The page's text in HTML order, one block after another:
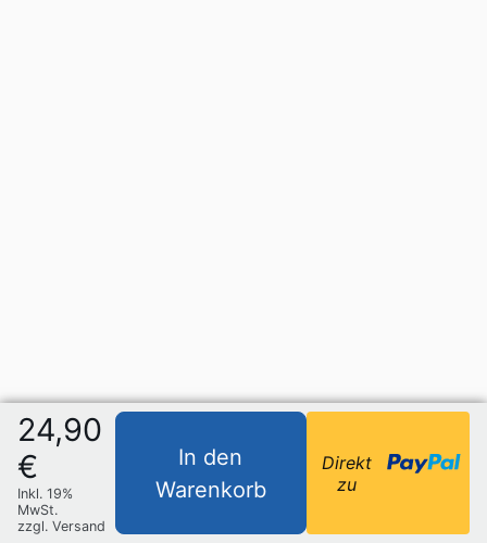
24,90
€
Inkl. 19%
MwSt.
zzgl. Versand
In den
Warenkorb
Direkt
zu